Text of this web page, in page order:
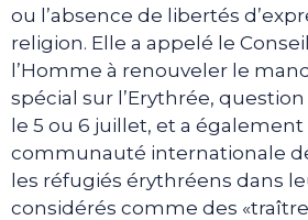
ou l’absence de libertés
religion. Elle a appelé le
l’Homme à renouveler le
spécial sur l’Erythrée,
le 5 ou 6 juillet, et a
communauté internationale
les réfugiés érythréens dans
considérés comme des